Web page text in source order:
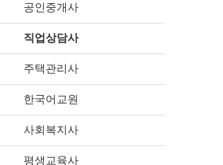
공인중개사
직업상담사
주택관리사
한국어교원
사회복지사
평생교육사